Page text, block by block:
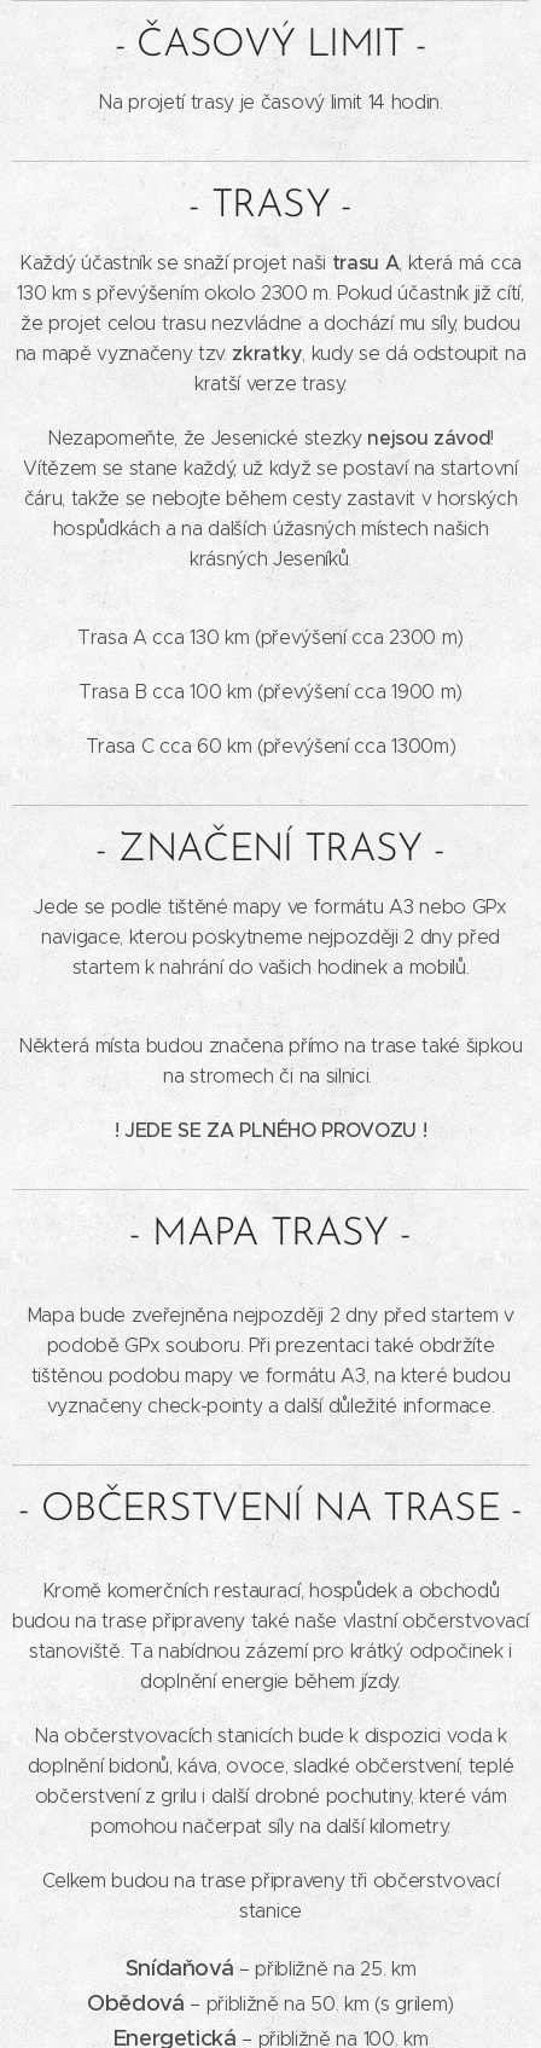
- ČASOVÝ LIMIT -
Na projetí trasy je časový limit 14 hodin.
- TRASY -
Každý účastník se snaží projet naši trasu A , která má cca
130 km s převýšením okolo 2300 m. Pokud účastník již cítí,
že projet celou trasu nezvládne a dochází mu síly, budou
na mapě vyznačeny tzv. zkratky , kudy se dá odstoupit na
kratší verze trasy.
Nezapomeňte, že Jesenické stezky nejsou závod!
Vítězem se stane každý, už když se postaví na startovní
čáru, takže se nebojte během cesty zastavit v horských
hospůdkách a na dalších úžasných místech našich
krásných Jeseníků.
Trasa A cca 130 km (převýšení cca 2300 m)
Trasa B cca 100 km (převýšení cca 1900 m)
Trasa C cca 60 km (převýšení cca 1300m)
- ZNAČENÍ TRASY -
Jede se podle tištěné mapy ve formátu A3 nebo GPx
navigace, kterou poskytneme nejpozději 2 dny před
startem k nahrání do vašich hodinek a mobilů.
Některá místa budou značena přímo na trase také šipkou
na stromech či na silnici.
! JEDE SE ZA PLNÉHO PROVOZU !
- MAPA TRASY -
Mapa bude zveřejněna nejpozději 2 dny před startem v
podobě GPx souboru. Při prezentaci také obdržíte
tištěnou podobu mapy ve formátu A3, na které budou
vyznačeny check-pointy a další důležité informace.
- OBČERSTVENÍ NA TRASE -
Kromě komerčních restaurací, hospůdek a obchodů
budou na trase připraveny také naše vlastní občerstvovací
stanoviště. Ta nabídnou zázemí pro krátký odpočinek i
doplnění energie během jízdy.
Na občerstvovacích stanicích bude k dispozici voda k
doplnění bidonů, káva, ovoce, sladké občerstvení, teplé
občerstvení z grilu i další drobné pochutiny, které vám
pomohou načerpat síly na další kilometry.
Celkem budou na trase připraveny tři občerstvovací
stanice
Snídaňová – přibližně na 25. km
Obědová – přibližně na 50. km (s grilem)
Energetická – přibližně na 100. km